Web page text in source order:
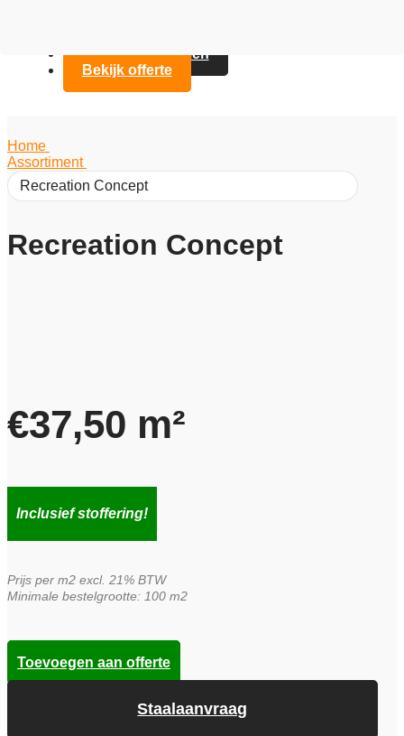
Contact opnemen
Bekijk offerte
Home
Assortiment
Recreation Concept
Recreation Concept
€37,50 m²
Inclusief stoffering!
Prijs per m2 excl. 21% BTW
Minimale bestelgrootte: 100 m2
Staalaanvraag
Toevoegen aan offerte